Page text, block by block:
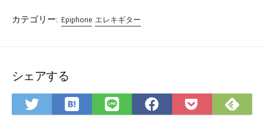
カテゴリー: Epiphone エレキギター
シェアする
Twitter
で
は
て
LINE
で
Facebook
で
Pocket
に
で